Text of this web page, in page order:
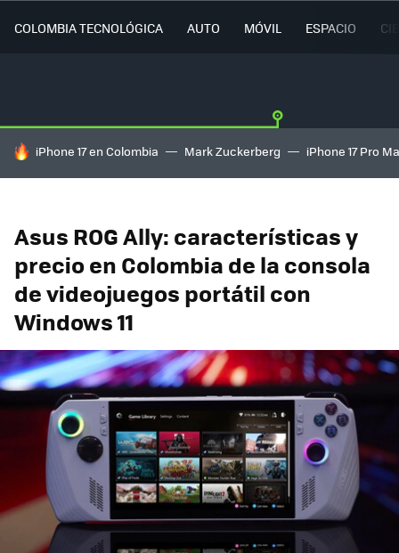
COLOMBIA TECNOLÓGICA AUTO MÓVIL ESPACIO
HOY SE HABLA DE
iPhone 17 en Colombia Mark Zuckerberg iPhone 17 Pro
Asus ROG Ally: características y
precio en Colombia de la consola
de videojuegos portátil con
Windows 11